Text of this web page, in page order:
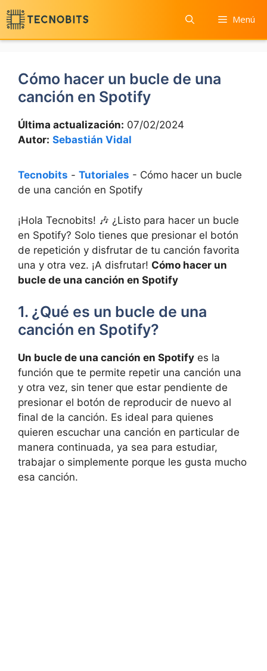
Saltar
al
contenido
Menú
Cómo hacer un bucle de una
canción en Spotify
Última actualización: 07/02/2024
Autor: Sebastián Vidal
Tecnobits - Tutoriales - Cómo hacer un bucle
de una canción en Spotify
¡Hola Tecnobits! 🎶 ¿Listo para hacer un bucle
en Spotify? Solo tienes que presionar ​el⁤ botón
‍de repetición y ⁤disfrutar de tu canción ⁤favorita‌
una y otra vez. ¡A disfrutar!⁣ Cómo hacer un
bucle de una canción en Spotify
1. ¿Qué es un bucle de una‌
canción ‍en Spotify?
Un bucle de una canción en Spotify es la
función que te permite repetir ​una canción una
y otra vez, sin⁣ tener que estar pendiente ​de
presionar⁤ el botón de reproducir ‍de ‍nuevo ⁢al
final de la canción. Es ideal para quienes
quieren ⁢escuchar ⁣una ‌canción ‌en ‌particular de
manera continuada, ya sea para estudiar,
trabajar o‍ simplemente porque les gusta mucho
esa⁤ canción.